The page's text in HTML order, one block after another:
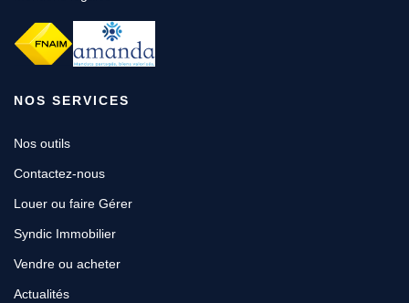
NOS SERVICES
Nos outils
Contactez-nous
Louer ou faire Gérer
Syndic Immobilier
Vendre ou acheter
Actualités